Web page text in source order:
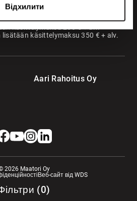
Відхилити
(0)
Aari Rahoitus Oy
käsittelymaksu 250 € + alv.
käsittelymaksu 350 € + alv.
2026 Maatori Oy
Веб-сайт від WDS